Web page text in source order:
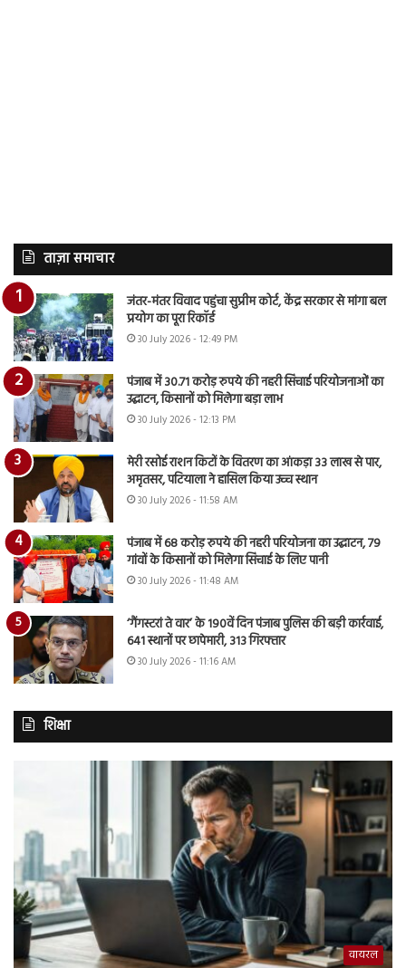
ताज़ा समाचार
जंतर-मंतर विवाद पहुंचा सुप्रीम कोर्ट, केंद्र सरकार से मांगा बल
प्रयोग का पूरा रिकॉर्ड
30 July 2026 - 12:49 PM
पंजाब में 30.71 करोड़ रुपये की नहरी सिंचाई परियोजनाओं का
उद्घाटन, किसानों को मिलेगा बड़ा लाभ
30 July 2026 - 12:13 PM
मेरी रसोई राशन किटों के वितरण का आंकड़ा 33 लाख से पार,
अमृतसर, पटियाला ने हासिल किया उच्च स्थान
30 July 2026 - 11:58 AM
पंजाब में 68 करोड़ रुपये की नहरी परियोजना का उद्घाटन, 79
गांवों के किसानों को मिलेगा सिंचाई के लिए पानी
30 July 2026 - 11:48 AM
‘गैंगस्टरां ते वार’ के 190वें दिन पंजाब पुलिस की बड़ी कार्रवाई,
641 स्थानों पर छापेमारी, 313 गिरफ्तार
30 July 2026 - 11:16 AM
शिक्षा
वायरल